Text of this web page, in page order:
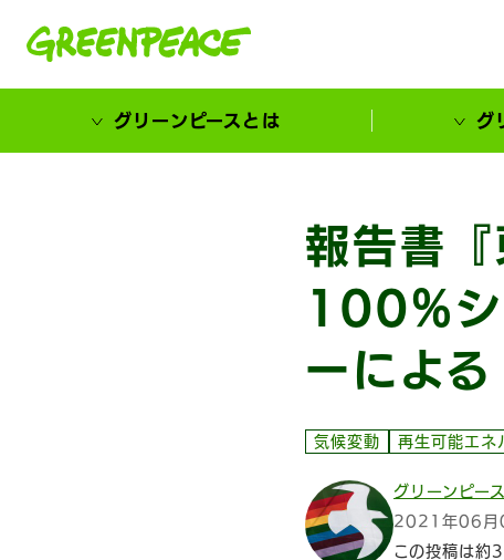
グリーンピースとは グ
報告書
100%シ
ーによる
気候変動 再生可能エネ
グリーンピー
2021年06月
この投稿は約3